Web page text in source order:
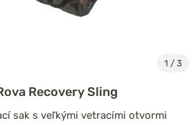
1 / 3
Recovery Sling
sak s veľkými vetracími otvormi